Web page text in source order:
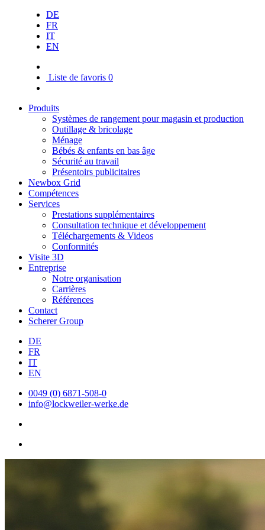
DE
FR
IT
EN
Liste de favoris 0
Produits
Systèmes de rangement pour magasin et production
Outillage & bricolage
Ménage
Bébés & enfants en bas âge
Sécurité au travail
Présentoirs publicitaires
Newbox Grid
Compétences
Services
Prestations supplémentaires
Consultation technique et développement
Téléchargements & Videos
Conformités
Visite 3D
Entreprise
Notre organisation
Carrières
Références
Contact
Scherer Group
DE
FR
IT
EN
0049 (0) 6871-508-0
info@lockweiler-werke.de